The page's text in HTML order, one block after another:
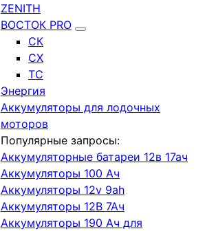
ZENITH
ВОСТОК PRO
СК
СХ
ТС
Энергия
Аккумуляторы для лодочных
моторов
Популярные запросы:
Аккумуляторные батареи 12в 17ач
Аккумуляторы 100 Ач
Аккумуляторы 12v 9ah
Аккумуляторы 12В 7Ач
Аккумуляторы 190 Ач для